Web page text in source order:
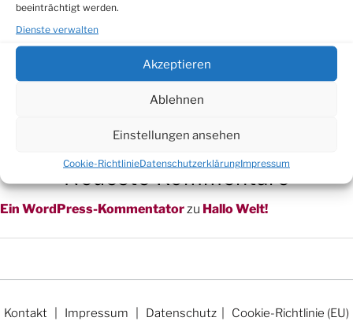
beeinträchtigt werden.
Dienste verwalten
Akzeptieren
Ablehnen
Einstellungen ansehen
Cookie-RichtlinieDatenschutzerklärungImpressum
Suchen
Suchen
Neueste Beiträge
Neueste Kommentare
Ein WordPress-Kommentatorzu Hallo Welt!
Kontakt Impressum Datenschutz Cookie-Richtlinie (EU)